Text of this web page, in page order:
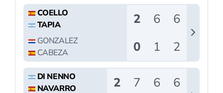
Rafa Nadal
Academy Padel
Tour en Estados
Unidos